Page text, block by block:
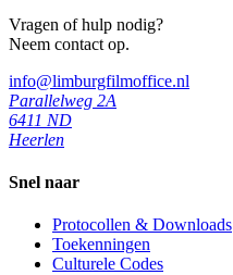
Vragen of hulp nodig?
Neem contact op.
info@limburgfilmoffice.nl
Parallelweg 2A
6411 ND
Heerlen
Snel naar
Protocollen & Downloads
Toekenningen
Culturele Codes